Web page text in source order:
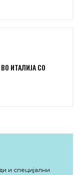
ИТАЛИЈА СО
и специјални